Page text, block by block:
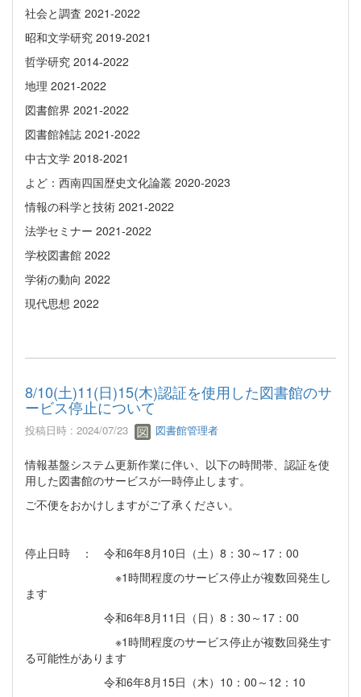
社会と調査 2021-2022
昭和文学研究 2019-2021
哲学研究 2014-2022
地理 2021-2022
図書館界 2021-2022
図書館雑誌 2021-2022
中古文学 2018-2021
よど：西南四国歴史文化論叢 2020-2023
情報の科学と技術 2021-2022
法学セミナー 2021-2022
学校図書館 2022
学術の動向 2022
現代思想 2022
8/10(土)11(日)15(木)認証を使用した図書館のサ
ービス停止について
投稿日時 : 2024/07/23 図書館管理者
情報基盤システム更新作業に伴い、以下の時間帯、認証を使
用した図書館のサービスが一時停止します。
ご不便をおかけしますがご了承ください。
停止日時 ： 令和6年8月10日（土）8：30～17：00
※1時間程度のサービス停止が複数回発生し
ます
令和6年8月11日（日）8：30～17：00
※1時間程度のサービス停止が複数回発生す
る可能性があります
令和6年8月15日（木）10：00～12：10